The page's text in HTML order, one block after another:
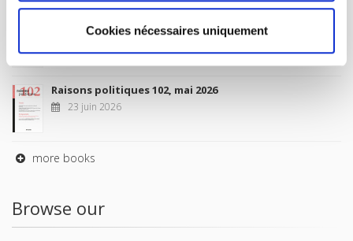
Cookies nécessaires uniquement
Sociétés contemporaines 139, 2025
6 juil. 2026
Raisons politiques 102, mai 2026
23 juin 2026
more books
Browse our